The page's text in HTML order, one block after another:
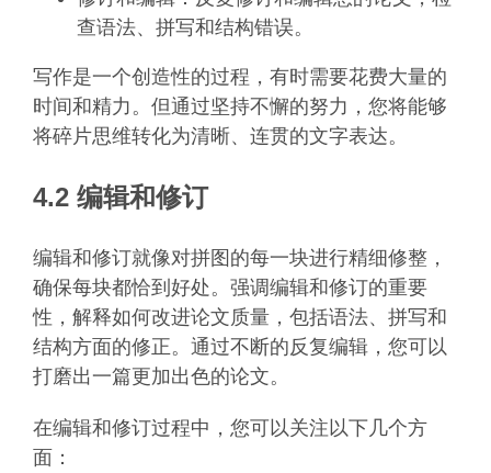
查语法、拼写和结构错误。
写作是一个创造性的过程，有时需要花费大量的
时间和精力。但通过坚持不懈的努力，您将能够
将碎片思维转化为清晰、连贯的文字表达。
4.2 编辑和修订
编辑和修订就像对拼图的每一块进行精细修整，
确保每块都恰到好处。强调编辑和修订的重要
性，解释如何改进论文质量，包括语法、拼写和
结构方面的修正。通过不断的反复编辑，您可以
打磨出一篇更加出色的论文。
在编辑和修订过程中，您可以关注以下几个方
面：